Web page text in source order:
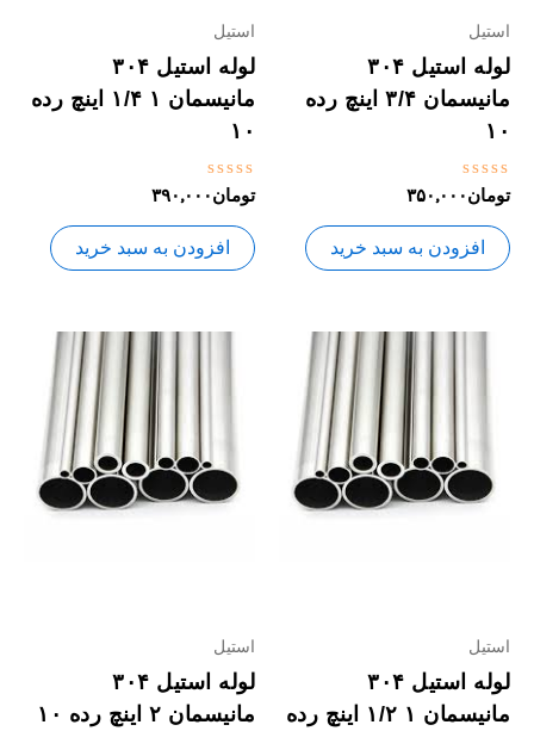
استیل
لوله استیل ۳۰۴
مانیسمان ۳/۴ اینچ رده
۱۰
نمره
0
از
5
تومان۳۵۰,۰۰۰
افزودن به سبد خرید
استیل
لوله استیل ۳۰۴
مانیسمان ۱ ۱/۴ اینچ رده
۱۰
نمره
0
از
5
تومان۳۹۰,۰۰۰
افزودن به سبد خرید
استیل
لوله استیل ۳۰۴
مانیسمان ۱ ۱/۲ اینچ رده
استیل
لوله استیل ۳۰۴
مانیسمان ۲ اینچ رده ۱۰